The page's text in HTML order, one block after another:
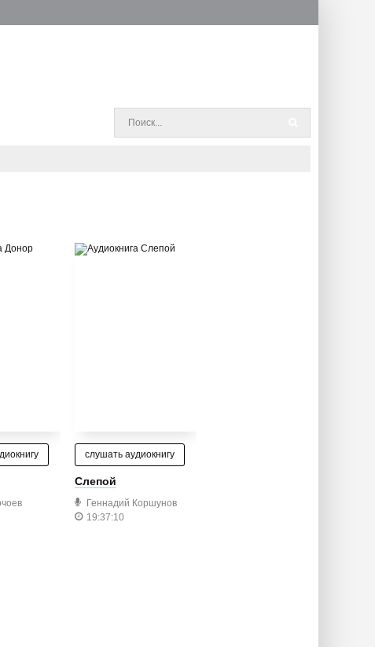
слушать аудиокнигу
Слепой
Геннадий Коршунов
19:37:10